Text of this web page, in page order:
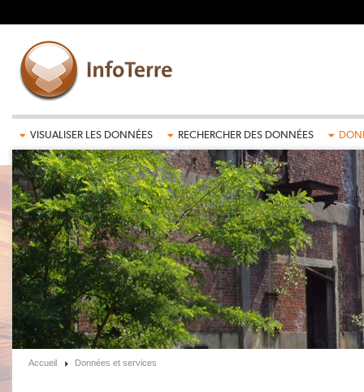
VISUALISER LES DONNÉES RECHERCHER DES DONNÉES
Accueil Données et services